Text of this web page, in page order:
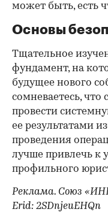
может быть, есть
Основы
Тщательное
фундамент, на
будущее нового
сомневаетесь,
провести
ее результатами
проведения
лучше привлечь к
профильного
Реклама. Союз
Erid: 2SDnjeuEHQn